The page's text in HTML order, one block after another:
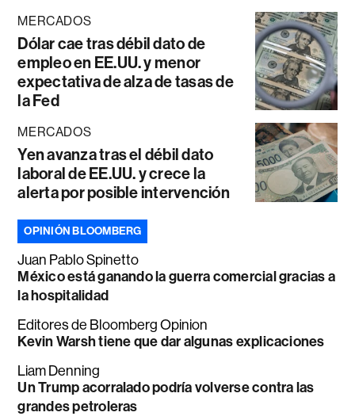
MERCADOS
Dólar cae tras débil dato de
empleo en EE.UU. y menor
expectativa de alza de tasas de
la Fed
MERCADOS
Yen avanza tras el débil dato
laboral de EE.UU. y crece la
alerta por posible intervención
OPINIÓN BLOOMBERG
Juan Pablo Spinetto
México está ganando la guerra comercial gracias a
la hospitalidad
Editores de Bloomberg Opinion
Kevin Warsh tiene que dar algunas explicaciones
Liam Denning
Un Trump acorralado podría volverse contra las
grandes petroleras